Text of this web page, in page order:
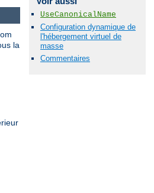
UseCanonicalName
Configuration dynamique de
l'hébergement virtuel de
masse
Commentaires
la